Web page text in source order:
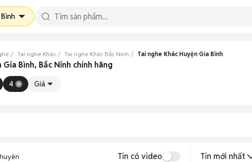
Tai nghe Khác Tai nghe Khác Bắc Ninh Tai nghe Khác Huyện Gia Bình
Bình, Bắc Ninh chính hãng
4 Giá
Tin có video Tin mới nhất